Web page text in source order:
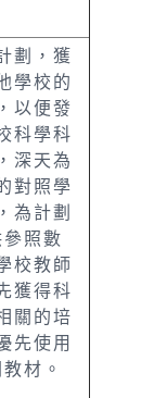
劃，獲
學校的
以便發
科學科
深天為
對照學
為計劃
照數
校教師
獲得科
關的培
先使用
材。